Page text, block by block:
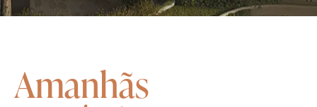
Amanhãs